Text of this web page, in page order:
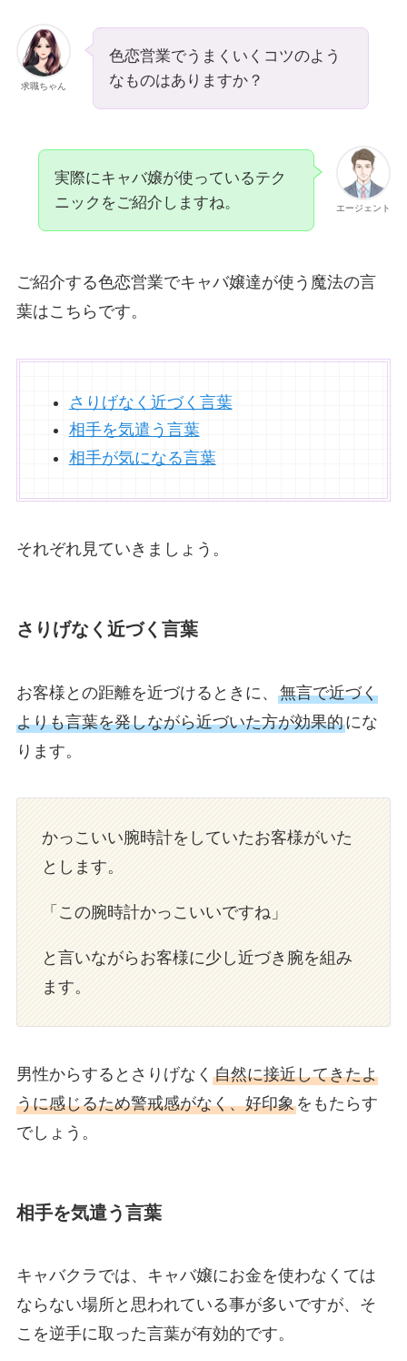
求職ちゃん
色恋営業でうまくいくコツのよう
なものはありますか？
エージェント
実際にキャバ嬢が使っているテク
ニックをご紹介しますね。
ご紹介する色恋営業でキャバ嬢達が使う魔法の言
葉はこちらです。
さりげなく近づく言葉
相手を気遣う言葉
相手が気になる言葉
それぞれ見ていきましょう。
さりげなく近づく言葉
お客様との距離を近づけるときに、 無言で近づく
よりも言葉を発しながら近づいた方が効果的にな
ります。
かっこいい腕時計をしていたお客様がいた
とします。
「この腕時計かっこいいですね」
と言いながらお客様に少し近づき腕を組み
ます。
男性からするとさりげなく 自然に接近してきたよ
うに感じるため警戒感がなく、好印象をもたらす
でしょう。
相手を気遣う言葉
キャバクラでは、キャバ嬢にお金を使わなくては
ならない場所と思われている事が多いですが、そ
こを逆手に取った言葉が有効的です。